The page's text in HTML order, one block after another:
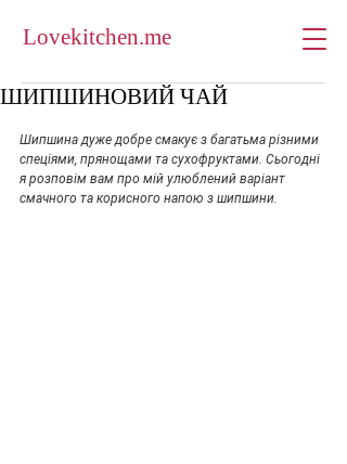
Lovekitchen.me
ШИПШИНОВИЙ ЧАЙ
Шипшина дуже добре смакує з багатьма різними
спеціями, прянощами та сухофруктами. Сьогодні
я розповім вам про мій улюблений варіант
смачного та корисного напою з шипшини.